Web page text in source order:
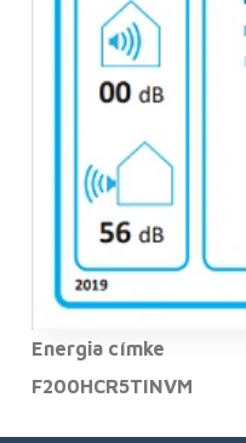
Energia címke
F200HCR5TINVM